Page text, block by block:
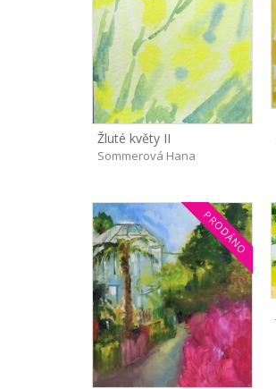
Žluté květy II
Sommerová Hana
PRODÁNO